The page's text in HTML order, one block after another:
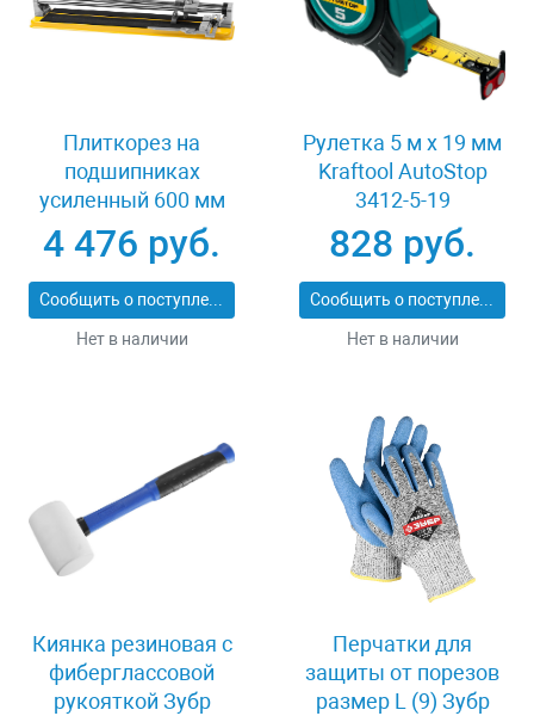
Плиткорез на
подшипниках
усиленный 600 мм
Stayer PROFI 3318-60
4 476 руб.
Сообщить о поступлении
Нет в наличии
Рулетка 5 м x 19 мм
Kraftool AutoStop
3412-5-19
828 руб.
Сообщить о поступлении
Нет в наличии
Киянка резиновая с
фиберглассовой
рукояткой Зубр
Перчатки для
защиты от порезов
размер L (9) Зубр